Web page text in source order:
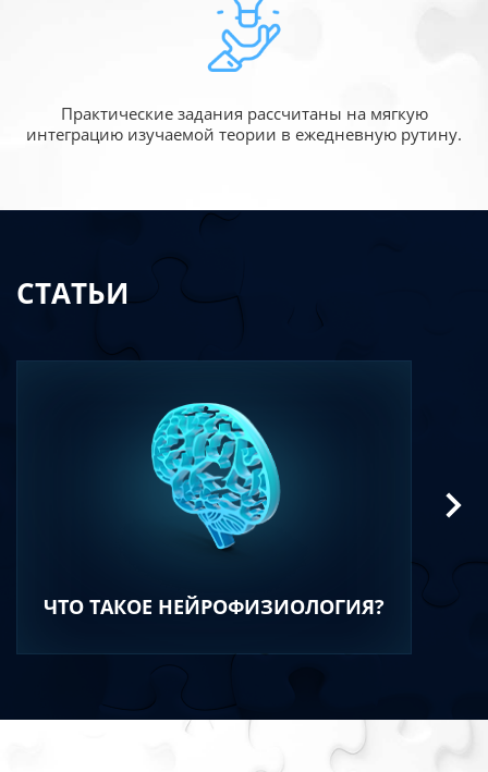
Практические задания рассчитаны на мягкую
интеграцию изучаемой теории в ежедневную рутину.
СТАТЬИ
ЧТО ТАКОЕ НЕЙРОФИЗИОЛОГИЯ?